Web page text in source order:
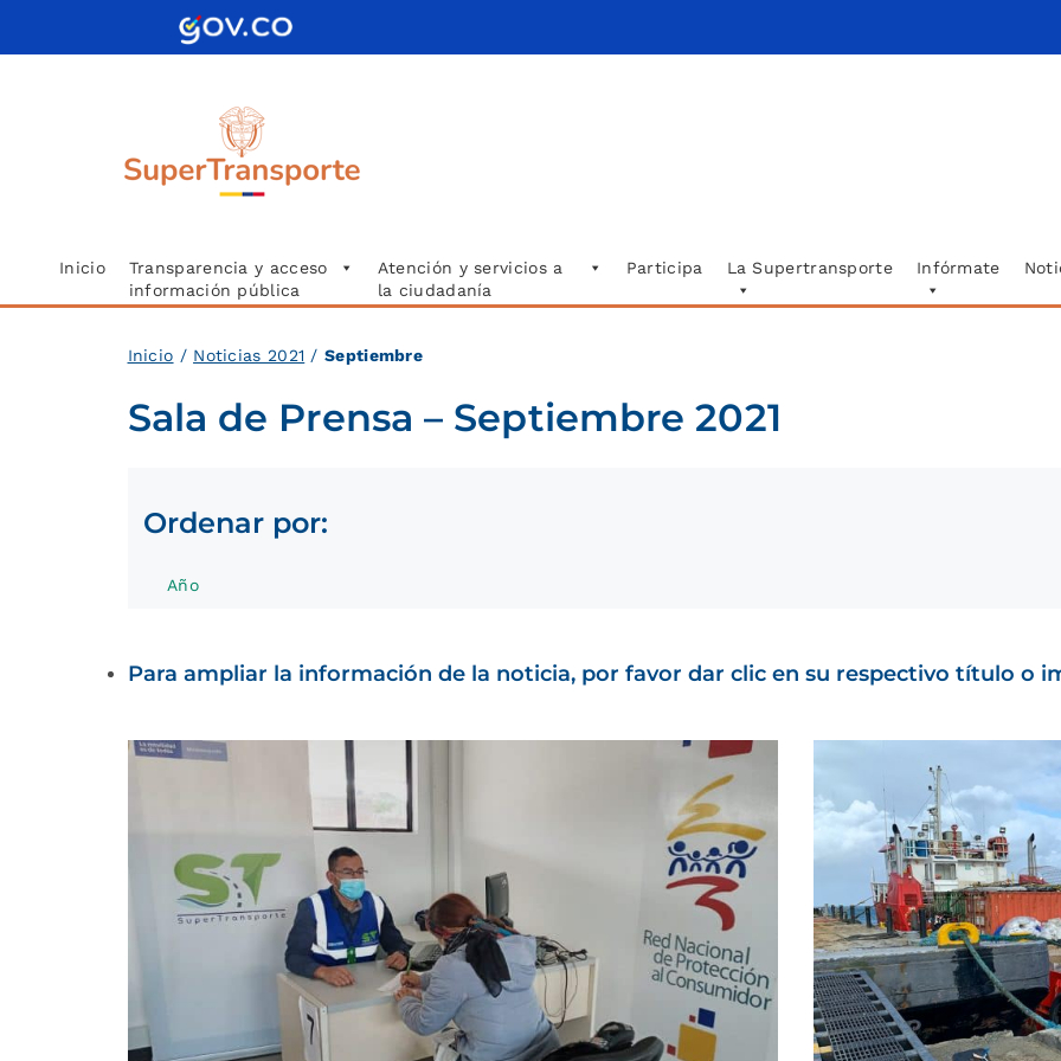
Inicio
Transparencia y acceso
información pública
Atención y servicios a
la ciudadanía
Participa La Supertransporte Infórmate
Inicio / Noticias 2021 /Septiembre
Sala de Prensa – Septiembre 2021
Ordenar por:
Año
Para ampliar la información de la noticia, por favor dar clic en su respectivo título o